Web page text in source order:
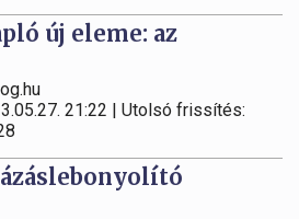
új eleme: az
21:22 | Utolsó frissítés: